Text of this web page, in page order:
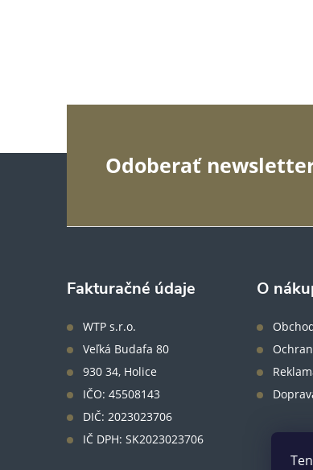
Odoberať
Fakturačné údaje
WTP s.r.o.
Veľká Budafa 80
930 34, Holice
IČO: 45508143
DIČ: 2023023706
IČ DPH: SK2023023706
O